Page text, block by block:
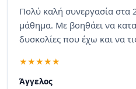
Πολύ καλή συνεργασία στα
μάθημα. Με βοηθάει να
δυσκολίες που έχω και να
Άγγελος